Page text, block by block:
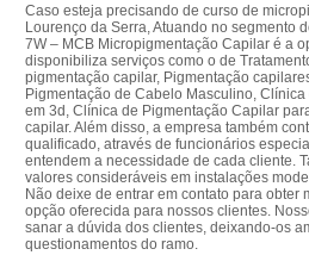
Caso esteja precisando de curso de
Lourenço da Serra, Atuando no segmento
7W – MCB Micropigmentação Capilar é a
disponibiliza serviços como o de
pigmentação capilar, Pigmentação
Pigmentação de Cabelo Masculino,
em 3d, Clínica de Pigmentação Capilar
capilar. Além disso, a empresa também
qualificado, através de funcionários
entendem a necessidade de cada cliente.
valores consideráveis em instalações
Não deixe de entrar em contato para obter
opção oferecida para nossos clientes.
sanar a dúvida dos clientes, deixando-os
questionamentos do ramo.